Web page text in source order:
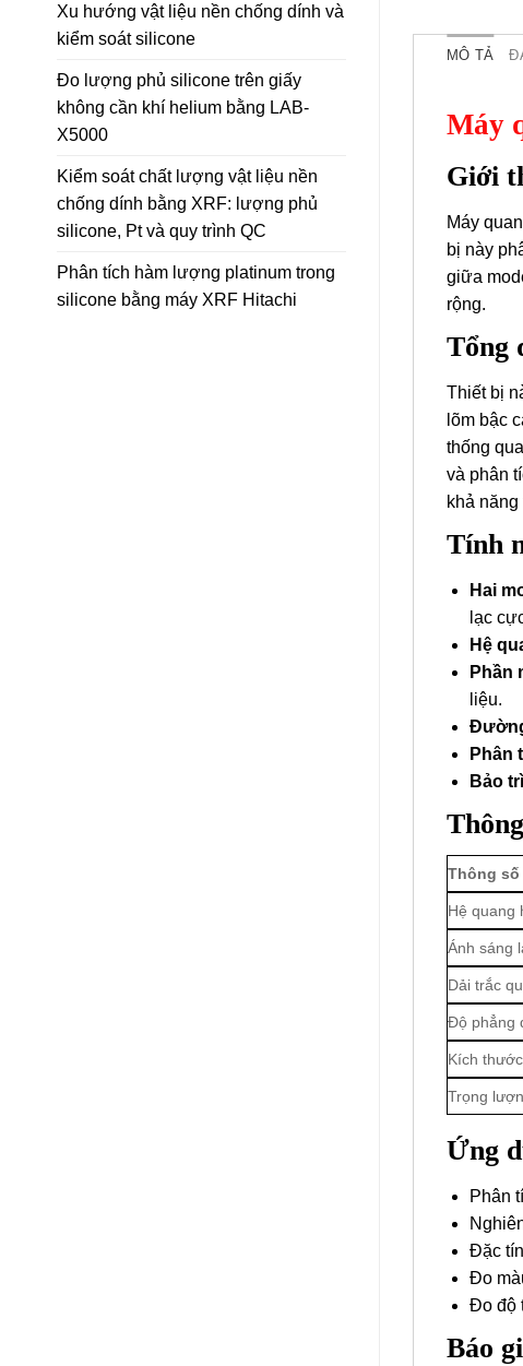
Xu hướng vật liệu nền chống dính và
kiểm soát silicone
Đo lượng phủ silicone trên giấy
không cần khí helium bằng LAB-
X5000
Kiểm soát chất lượng vật liệu nền
chống dính bằng XRF: lượng phủ
silicone, Pt và quy trình QC
Phân tích hàm lượng platinum trong
silicone bằng máy XRF Hitachi
MÔ TẢ
Máy
Giới
Máy
bị này
giữa
rộng.
Tổng
Thiết bị
lõm bậc
thống
và phân
khả
Tính
Hai
lạc
Hệ
Phần
liệu.
Phân
Bảo
Thông số
Hệ quang
Ánh sáng
Dải trắc
Độ phẳng
Kích
Trọng
Ứng
Phân
Đặc
Đo
Đo độ
Báo